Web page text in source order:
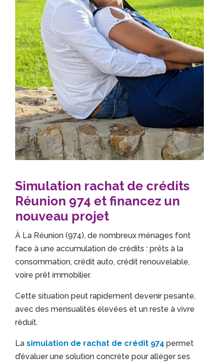
Simulation rachat de crédits
Réunion 974 et financez un
nouveau projet
À La Réunion (974), de nombreux ménages font
face à une accumulation de crédits : prêts à la
consommation, crédit auto, crédit renouvelable,
voire prêt immobilier.
Cette situation peut rapidement devenir pesante,
avec des mensualités élevées et un reste à vivre
réduit.
Lasimulation de rachat de crédit 974 permet
d’évaluer une solution concrète pour alléger ses